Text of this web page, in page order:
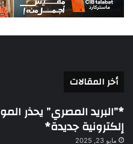
أخر المقالات
*”البريد المصري” يحذر
إلكترونية جديدة*
مايو 23, 2025